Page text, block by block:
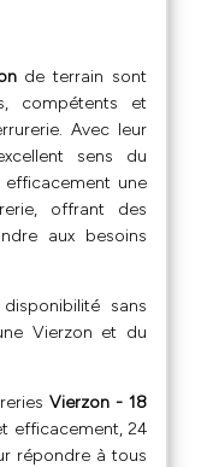
de terrain sont
compétents et
Avec leur
sens du
efficacement une
offrant des
aux besoins
sans
Vierzon et du
Vierzon - 18
efficacement, 24
répondre à tous